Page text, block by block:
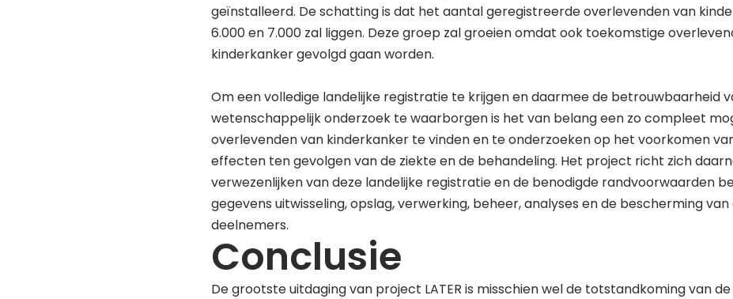
geïnstalleerd. De schatting is dat het aantal geregistreerde overlevenden van
6.000 en 7.000 zal liggen. Deze groep zal groeien omdat ook toekomstige
kinderkanker gevolgd gaan worden.
Om een volledige landelijke registratie te krijgen en daarmee de betrouwbaarheid
wetenschappelijk onderzoek te waarborgen is het van belang een zo compleet
overlevenden van kinderkanker te vinden en te onderzoeken op het voorkomen
effecten ten gevolgen van de ziekte en de behandeling. Het project richt zich
verwezenlijken van deze landelijke registratie en de benodigde randvoorwaarden
gegevens uitwisseling, opslag, verwerking, beheer, analyses en de bescherming
deelnemers.
Conclusie
De grootste uitdaging van project LATER is misschien wel de totstandkoming van